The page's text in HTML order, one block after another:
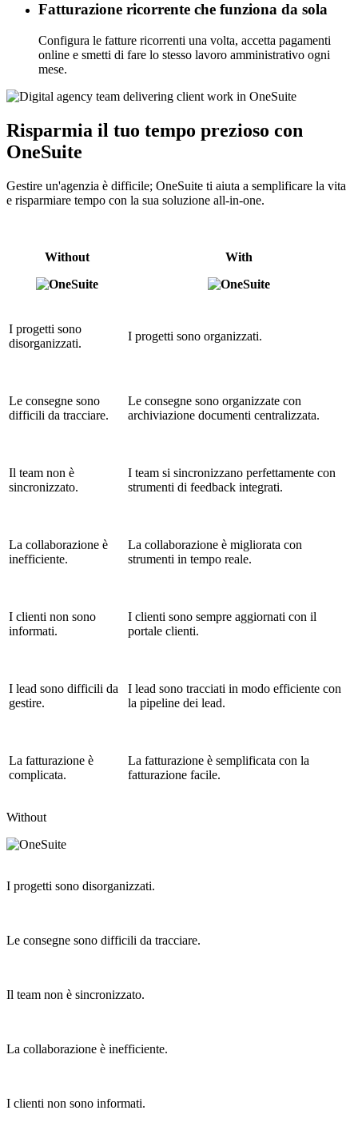
Fatturazione ricorrente che funziona da sola
Configura le fatture ricorrenti una volta, accetta pagamenti
online e smetti di fare lo stesso lavoro amministrativo ogni
mese.
Risparmia il tuo tempo prezioso con
OneSuite
Gestire un'agenzia è difficile; OneSuite ti aiuta a semplificare la vita
e risparmiare tempo con la sua soluzione all-in-one.
Without With
I progetti sono
disorganizzati.
I progetti sono organizzati.
Le consegne sono
difficili da tracciare.
Le consegne sono organizzate con
archiviazione documenti centralizzata.
Il team non è
sincronizzato.
I team si sincronizzano perfettamente con
strumenti di feedback integrati.
La collaborazione è
inefficiente.
La collaborazione è migliorata con
strumenti in tempo reale.
I clienti non sono
informati.
I clienti sono sempre aggiornati con il
portale clienti.
I lead sono difficili da
gestire.
I lead sono tracciati in modo efficiente con
la pipeline dei lead.
La fatturazione è
complicata.
La fatturazione è semplificata con la
fatturazione facile.
Without
I progetti sono disorganizzati.
Le consegne sono difficili da tracciare.
Il team non è sincronizzato.
La collaborazione è inefficiente.
I clienti non sono informati.